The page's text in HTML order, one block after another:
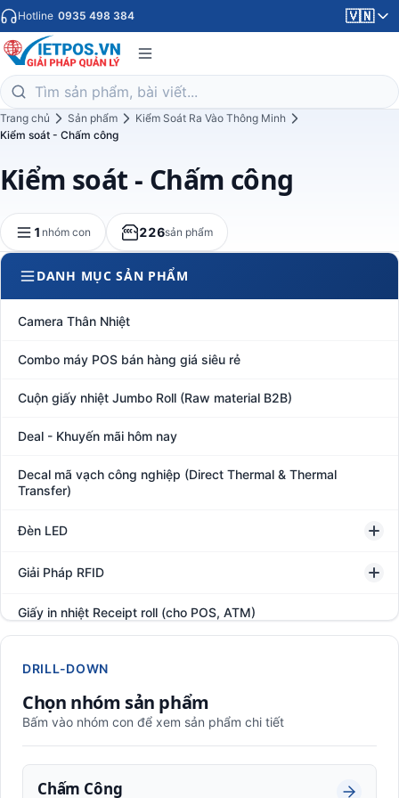
Hotline 0935 498 384 🇻🇳
Trang chủ Sản phẩm
Kiểm Soát Ra Vào Thông Minh
Kiểm soát - Chấm công
Kiểm soát - Chấm công
1 nhóm con 226sản phẩm
DANH MỤC SẢN PHẨM
Camera Thân Nhiệt
Combo máy POS bán hàng giá siêu rẻ
Cuộn giấy nhiệt Jumbo Roll (Raw material B2B)
Deal - Khuyến mãi hôm nay
Decal mã vạch công nghiệp (Direct Thermal & Thermal
Transfer)
Đèn LED
Giải Pháp RFID
Giấy in nhiệt Receipt roll (cho POS, ATM)
DRILL-DOWN
Chọn nhóm sản phẩm
Bấm vào nhóm con để xem sản phẩm chi tiết
Chấm Công